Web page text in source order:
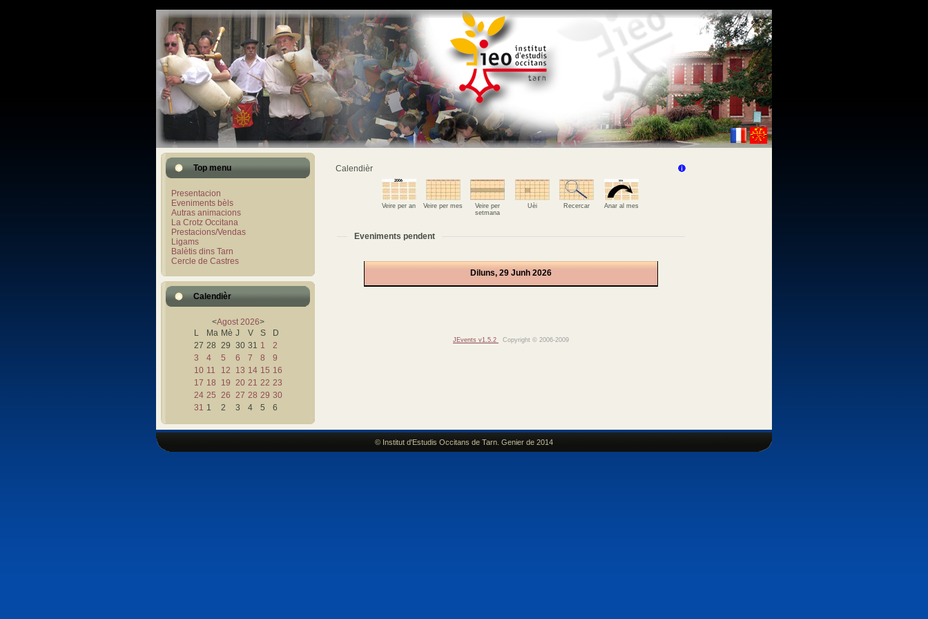
Top menu
Presentacion
Eveniments bèls
Autras animacions
La Crotz Occitana
Prestacions/Vendas
Ligams
Balètis dins Tarn
Cercle de Castres
Calendièr
<Agost 2026>
L
Ma Mè J V S
D
27 28 29 30 31 1
2
3
4 5 6 7 8
9
10 11 12 13 14 15 16
17 18 19 20 21 22 23
24 25 26 27 28 29 30
31 1 2 3 4 5 6
Calendièr
Veire per an Veire per mes
Veire per
setmana
Uèi Recercar Anar al mes
Eveniments pendent
Diluns, 29 Junh 2026
JEvents v1.5.2 Copyright © 2006-2009
© Institut d'Estudis Occitans de Tarn. Genier de 2014